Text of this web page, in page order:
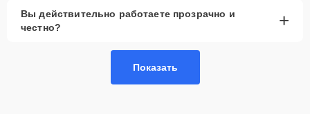
Вы действительно работаете прозрачно и
честно?
+
Показать